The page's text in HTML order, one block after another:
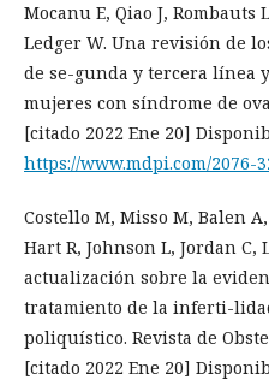
Mocanu E, Qiao J, Rombauts
Ledger W. Una revisión de
de se-gunda y tercera línea
mujeres con síndrome de
[citado 2022 Ene 20]
https://www.mdpi.com/2076-
Costello M, Misso M, Balen
Hart R, Johnson L, Jordan C,
actualización sobre la
tratamiento de la inferti-
poliquístico. Revista de
[citado 2022 Ene 20]